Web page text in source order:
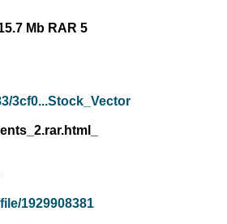
5 EPS | + JPEG Preview | 15.7 Mb RAR
3cf0...Stock_Vector_-
1929908381